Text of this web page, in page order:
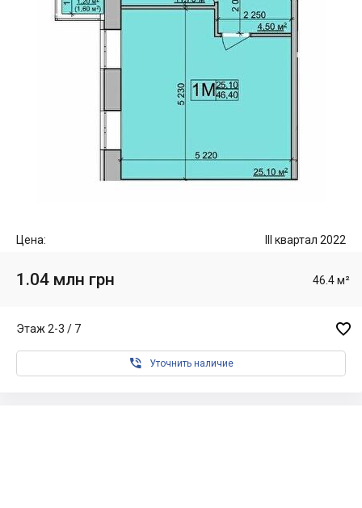
Цена: III квартал 2022
1.04 млн грн 46.4 м²
Этаж 2-3 / 7 
 Уточнить наличие